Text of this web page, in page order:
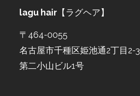
lagu hair 【ラグヘア】
〒464-0055
名古屋市千種区姫池通2丁目2-3
第二小山ビル1号